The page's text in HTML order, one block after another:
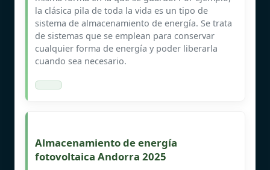
la clásica pila de toda la vida es un tipo de
sistema de almacenamiento de energía. Se trata
de sistemas que se emplean para conservar
cualquier forma de energía y poder liberarla
cuando sea necesario.
Almacenamiento de energía
fotovoltaica Andorra 2025